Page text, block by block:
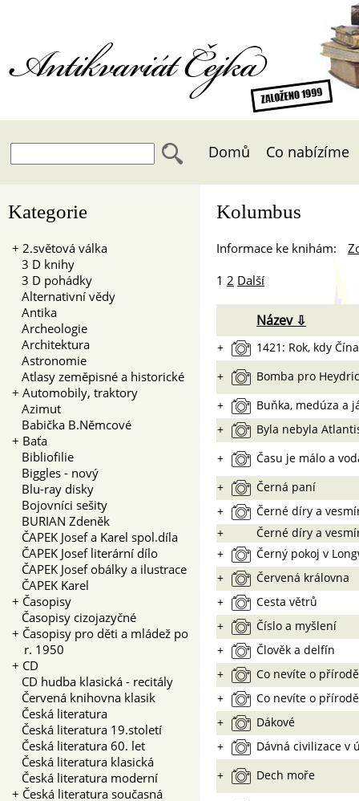
Antikvariát Čejka
Domů Co nabízíme
Kategorie
+ 2.světová válka
3 D knihy
3 D pohádky
Alternativní vědy
Antika
Archeologie
Architektura
Astronomie
Atlasy zeměpisné a historické
+ Automobily, traktory
Azimut
Babička B.Němcové
+ Baťa
Bibliofilie
Biggles - nový
Blu-ray disky
Bojovníci sešity
BURIAN Zdeněk
ČAPEK Josef a Karel spol.díla
ČAPEK Josef literární dílo
ČAPEK Josef obálky a ilustrace
ČAPEK Karel
+ Časopisy
Časopisy cizojazyčné
+ Časopisy pro děti a mládež po
r. 1950
+ CD
CD hudba klasická - recitály
Červená knihovna klasik
Česká literatura
Česká literatura 19.století
Česká literatura 60. let
Česká literatura klasická
Česká literatura moderní
+ Česká literatura současná
Kolumbus
Informace ke knihám:
1 2 Další
Název ⇩
+
1421: Rok, kdy
+
Bomba pro
+
Buňka, medúza a
+
Byla nebyla
+
Času je málo a
+
Černá paní
+
Černé díry a
+
Černé díry a
+
Černý pokoj v
+
Červená královna
+
Cesta větrů
+
Číslo a myšlení
+
Člověk a delfín
+
Co nevíte o přírodě
+
Co nevíte o přírodě
+
Dákové
+
Dávná civilizace v
+
Dech moře